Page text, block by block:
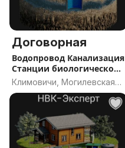
Договорная
Водопровод Канализация
Станции биологической
очистки септик проект
Климовичи, Могилевская
область